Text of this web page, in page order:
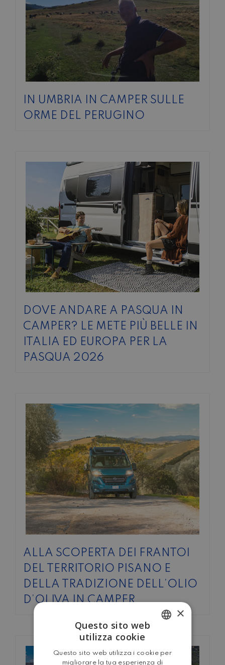
IN UMBRIA IN CAMPER SULLE
ORME DEL PERUGINO
DOVE ANDARE A PASQUA IN
CAMPER? LE METE PIÙ BELLE IN
ITALIA ED EUROPA PER LA
PASQUA 2026
ALLA SCOPERTA DEI FRANTOI
DEL TERRITORIO PISANO E
DELLA TRADIZIONE DELL’OLIO
D’OLIVA IN CAMPER
ENGLISH
×
Questo sito web
utilizza cookie
Questo sito web utilizza i cookie per
migliorare la tua esperienza di